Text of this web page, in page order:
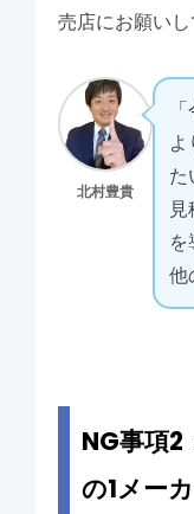
売店にお願いし
北村豊貴
よ
た
を
他
NG事項2
の1メー